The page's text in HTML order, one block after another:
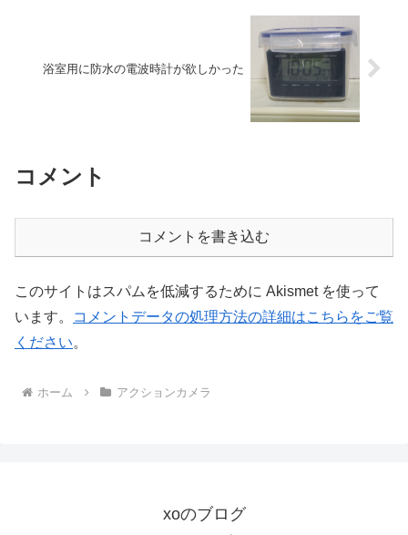
浴室用に防水の電波時計が欲しかった
コメント
コメントを書き込む
このサイトはスパムを低減するために Akismet を使って
います。
コメントデータの処理方法の詳細はこちらをご覧
ください。
ホーム アクションカメラ
xoのブログ